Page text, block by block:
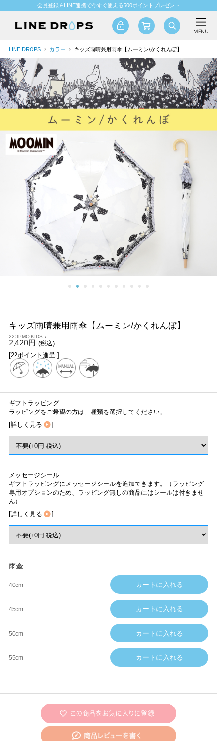
会員登録＆LINE連携で今すぐ使える500ポイントプレゼント
LINE DROPS カラー キッズ雨晴兼用雨傘【ムーミン/かくれんぼ】
キッズ雨晴兼用雨傘【ムーミン/かくれんぼ】
22OPMO-KIDS-7
2,420円 (税込)
[22ポイント進呈 ]
ギフトラッピング
ラッピングをご希望の方は、種類を選択してください。
[詳しく見る ]
メッセージシール
ギフトラッピングにメッセージシールを追加できます。（ラッピング
専用オプションのため、ラッピング無しの商品にはシールは付きませ
ん）
[詳しく見る ]
雨傘
40cm
45cm
50cm
55cm